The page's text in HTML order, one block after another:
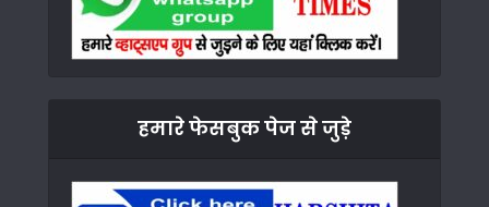
हमारे फेसबुक पेज से जुड़े